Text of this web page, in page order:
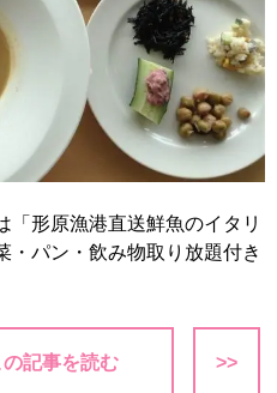
「形原漁港直送鮮魚のイタリ
・パン・飲み物取り放題付き
の記事を読む >>